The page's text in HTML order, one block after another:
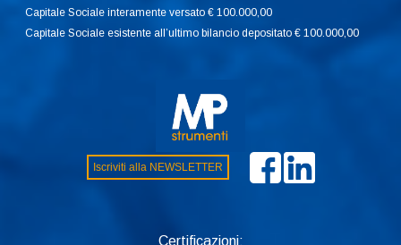
Capitale Sociale interamente versato € 100.000,00
Capitale Sociale esistente all’ultimo bilancio depositato € 100.000,00
Iscriviti alla NEWSLETTER
Certificazioni: